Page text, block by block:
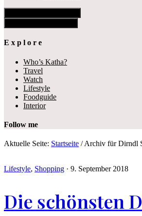
E x p l o r e
Who’s Katha?
Travel
Watch
Lifestyle
Foodguide
Interior
Follow me
Aktuelle Seite: Startseite /Archiv für Dirndl
Lifestyle, Shopping · 9. September 2018
Die schönsten